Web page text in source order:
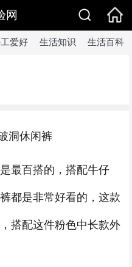
网
爱好 生活知识 生活百科
洞休闲裤
最百搭的，搭配牛仔
都是非常好看的，这款
搭配这件粉色中长款外